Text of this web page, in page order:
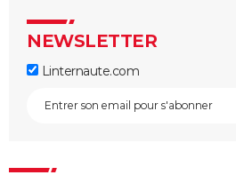
NEWSLETTER
Linternaute.com